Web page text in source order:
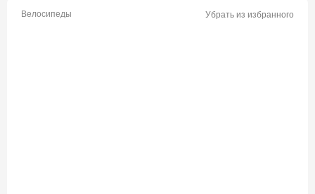
Велосипеды Убрать из избранного